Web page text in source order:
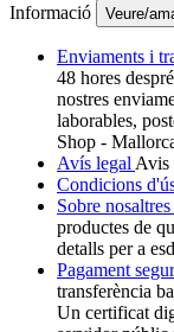
Informació Veure/
Enviaments i
48 hores
nostres
laborables,
Shop -
Avís legal Avis
Condicions
Sobre nosaltres
productes de
detalls per a
Pagament
transferència
Un certificat